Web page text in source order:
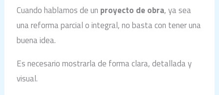
Cuando hablamos de un proyecto de obra, ya sea
una reforma parcial o integral, no basta con tener una
buena idea.
Es necesario mostrarla de forma clara, detallada y
visual.